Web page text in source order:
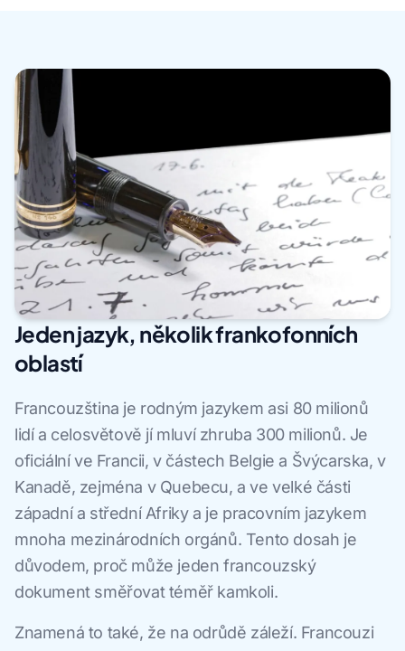
Jeden jazyk, několik frankofonních
oblastí
Francouzština je rodným jazykem asi 80 milionů
lidí a celosvětově jí mluví zhruba 300 milionů. Je
oficiální ve Francii, v částech Belgie a Švýcarska, v
Kanadě, zejména v Quebecu, a ve velké části
západní a střední Afriky a je pracovním jazykem
mnoha mezinárodních orgánů. Tento dosah je
důvodem, proč může jeden francouzský
dokument směřovat téměř kamkoli.
Znamená to také, že na odrůdě záleží. Francouzi